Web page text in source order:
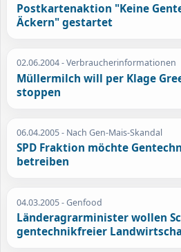
Postkartenaktion "Keine
Äckern" gestartet
02.06.2004- Verbraucherinformationen
Müllermilch will per Klage
stoppen
06.04.2005- Nach Gen-Mais-Skandal
SPD Fraktion möchte
betreiben
04.03.2005- Genfood
Länderagrarminister wollen
gentechnikfreier